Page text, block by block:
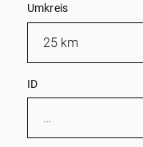
Umkreis
ID